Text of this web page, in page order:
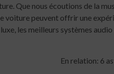
Que nous écoutions de la
voiture peuvent offrir une
les meilleurs systèmes
En relation: 6